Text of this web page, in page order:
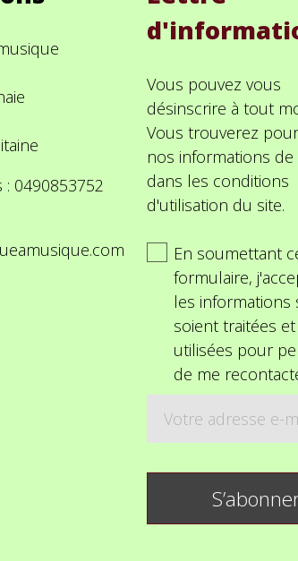
: 0490853752
Vous pouvez vous
désinscrire à tout
Vous trouverez
nos informations
dans les conditions
d'utilisation du site.
En soumettant
formulaire,
les informations
soient traitées et
utilisées pour
de me